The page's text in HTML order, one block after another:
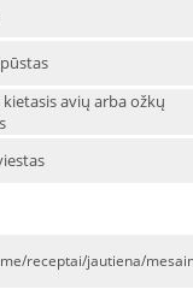
avių arba ožkų
receptai/jautiena/